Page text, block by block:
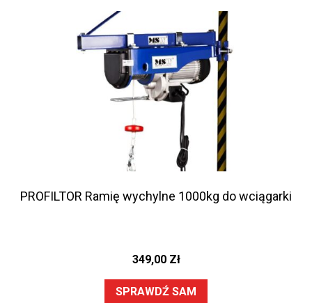
PROFILTOR Ramię wychylne 1000kg do wciągarki
349,00 Zł
SPRAWDŹ SAM